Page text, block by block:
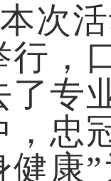
本次
行，
了专
，忠
健康